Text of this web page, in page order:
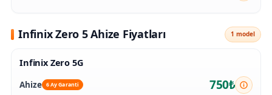
Infinix Zero 5 Ahize Fiyatları 1 model
Infinix Zero 5G
Ahize 6 Ay Garanti 750₺